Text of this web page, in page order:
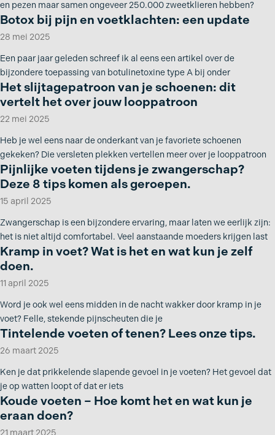
en pezen maar samen ongeveer 250.000 zweetklieren hebben?
Botox bij pijn en voetklachten: een update
28 mei 2025
Een paar jaar geleden schreef ik al eens een artikel over de
bijzondere toepassing van botulinetoxine type A bij onder
Het slijtagepatroon van je schoenen: dit
vertelt het over jouw looppatroon
22 mei 2025
Heb je wel eens naar de onderkant van je favoriete schoenen
gekeken? Die versleten plekken vertellen meer over je looppatroon
Pijnlijke voeten tijdens je zwangerschap?
Deze 8 tips komen als geroepen.
15 april 2025
Zwangerschap is een bijzondere ervaring, maar laten we eerlijk zijn:
het is niet altijd comfortabel. Veel aanstaande moeders krijgen last
Kramp in voet? Wat is het en wat kun je zelf
doen.
11 april 2025
Word je ook wel eens midden in de nacht wakker door kramp in je
voet? Felle, stekende pijnscheuten die je
Tintelende voeten of tenen? Lees onze tips.
26 maart 2025
Ken je dat prikkelende slapende gevoel in je voeten? Het gevoel dat
je op watten loopt of dat er iets
Koude voeten – Hoe komt het en wat kun je
eraan doen?
21 maart 2025